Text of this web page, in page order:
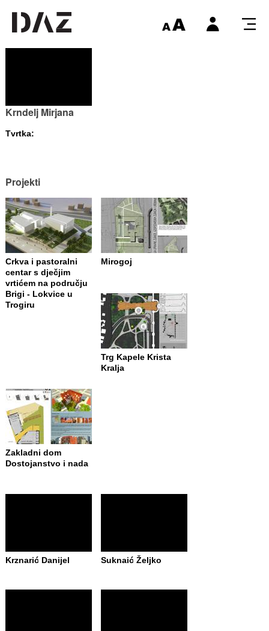
Krndelj Mirjana
Tvrtka:
Projekti
Crkva i pastoralni
centar s dječjim
vrtićem na području
Brigi - Lokvice u
Trogiru
Mirogoj
Trg Kapele Krista
Kralja
Zakladni dom
Dostojanstvo i nada
Krznarić Danijel Suknaić Željko